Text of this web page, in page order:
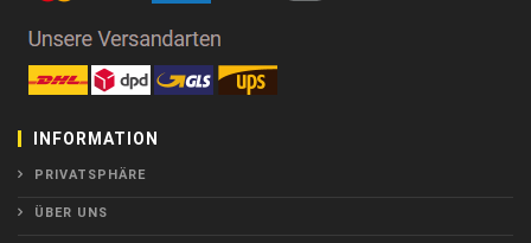
INFORMATION
PRIVATSPHÄRE
ÜBER UNS